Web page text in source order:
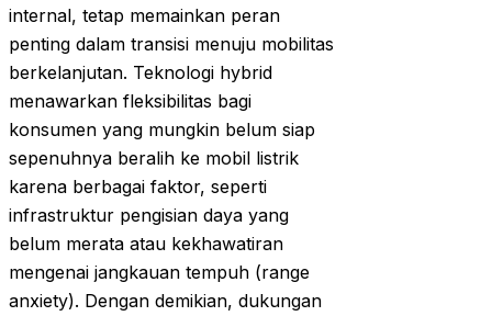
internal, tetap memainkan peran
penting dalam transisi menuju mobilitas
berkelanjutan. Teknologi hybrid
menawarkan fleksibilitas bagi
konsumen yang mungkin belum siap
sepenuhnya beralih ke mobil listrik
karena berbagai faktor, seperti
infrastruktur pengisian daya yang
belum merata atau kekhawatiran
mengenai jangkauan tempuh (range
anxiety). Dengan demikian, dukungan